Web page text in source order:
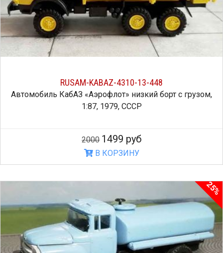
RUSAM-KABAZ-4310-13-448
Автомобиль КабАЗ «Аэрофлот» низкий борт с грузом,
1:87, 1979, СССР
2000 1499 руб
В КОРЗИНУ
25%